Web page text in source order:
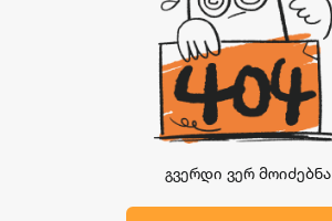
გვერდი ვერ მოიძებნა